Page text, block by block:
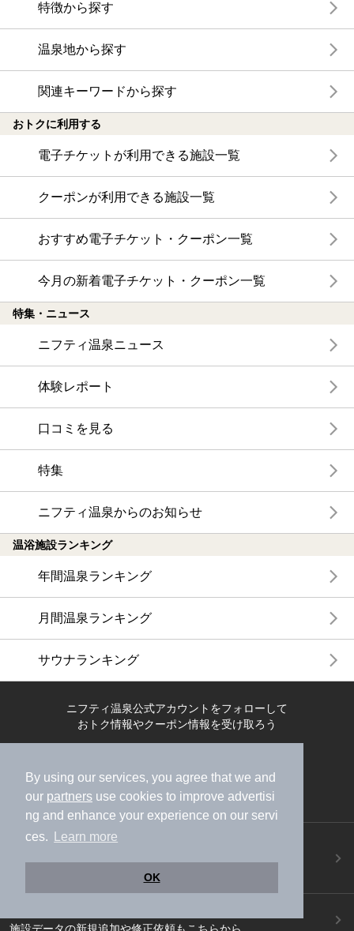
By using our services, you agree that we and
our partners use cookies to improve advertisi
ng and enhance your experience on our servi
ces.
Learn more
OK
特徴から探す
温泉地から探す
関連キーワードから探す
おトクに利用する
電子チケットが利用できる施設一覧
クーポンが利用できる施設一覧
おすすめ電子チケット・クーポン一覧
今月の新着電子チケット・クーポン一覧
特集・ニュース
ニフティ温泉ニュース
体験レポート
口コミを見る
特集
ニフティ温泉からのお知らせ
温浴施設ランキング
年間温泉ランキング
月間温泉ランキング
サウナランキング
ニフティ温泉公式アカウントをフォローして
おトク情報やクーポン情報を受け取ろう
ニフティ温泉アプリ
今すぐダウンロード！